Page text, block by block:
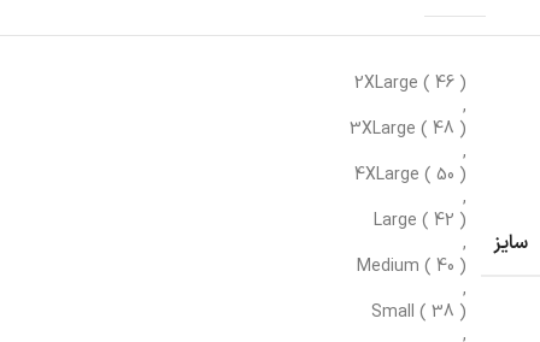
سایز
2XLarge ( 46 )
,
3XLarge ( 48 )
,
4XLarge ( 50 )
,
Large ( 42 )
,
Medium ( 40 )
,
Small ( 38 )
,